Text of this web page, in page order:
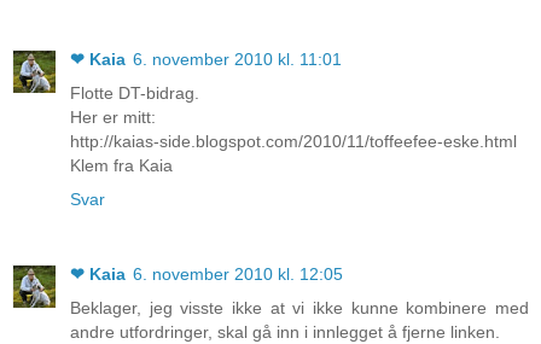
❤ Kaia 6. november 2010 kl. 11:01
Flotte DT-bidrag.
Her er mitt:
http://kaias-side.blogspot.com/2010/11/toffeefee-eske.html
Klem fra Kaia
Svar
❤ Kaia 6. november 2010 kl. 12:05
Beklager, jeg visste ikke at vi ikke kunne kombinere med
andre utfordringer, skal gå inn i innlegget å fjerne linken.